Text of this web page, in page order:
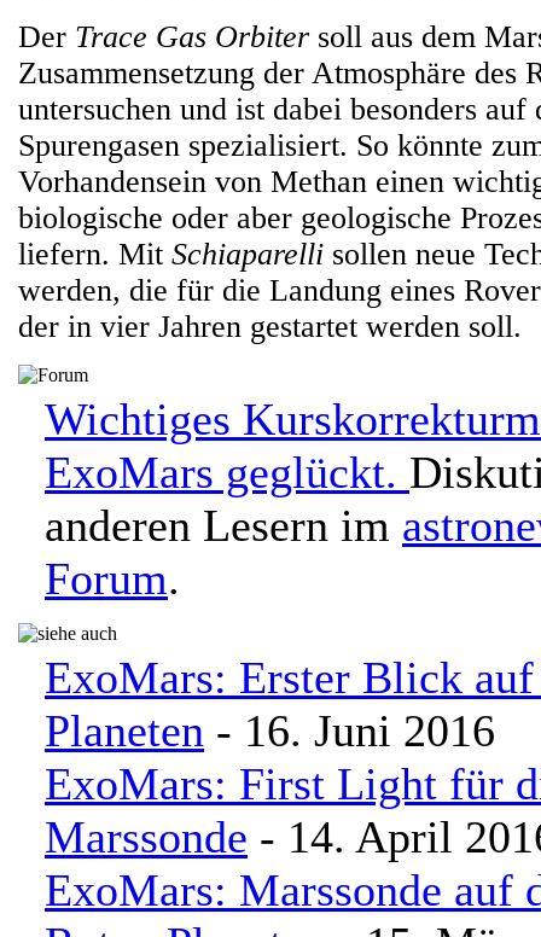
Der Trace Gas Orbiter soll aus dem
Zusammensetzung der Atmosphäre des
untersuchen und ist dabei besonders
Spurengasen spezialisiert. So könnte
Vorhandensein von Methan einen
biologische oder aber geologische
liefern. Mit Schiaparelli sollen neue
werden, die für die Landung eines
der in vier Jahren gestartet werden soll.
Wichtiges
ExoMars geglückt.
anderen Lesern im
Forum.
ExoMars: Erster Blick auf
Planeten - 16. Juni 2016
ExoMars: First Light für
Marssonde - 14. April
ExoMars: Marssonde auf